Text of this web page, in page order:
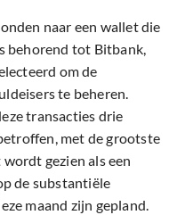
naar een wallet die
behorend tot Bitbank,
om de
te beheren.
transacties drie
met de grootste
gezien als een
de substantiële
maand zijn gepland.